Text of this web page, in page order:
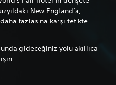
New England’a,
fazlasına karşı tetikte
gideceğiniz yolu akıllıca